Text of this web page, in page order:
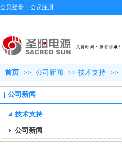
会员登录 会员注册
首页 >> 公司新闻 >> 技术支持 >>
公司新闻
技术支持
公司新闻